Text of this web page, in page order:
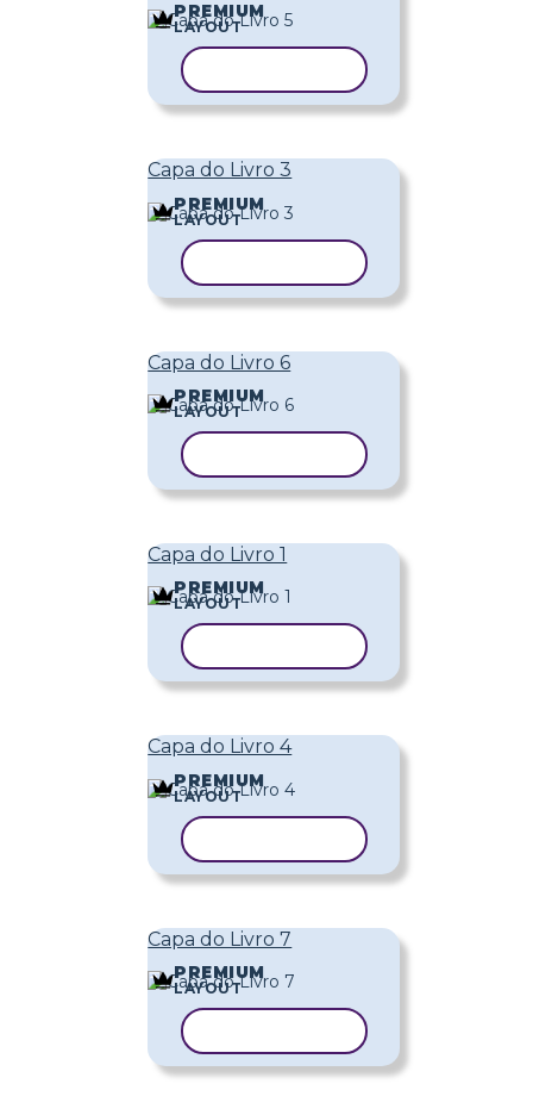
PREMIUM
LAYOUT
Capa do Livro 3
PREMIUM
LAYOUT
Capa do Livro 6
PREMIUM
LAYOUT
Capa do Livro 1
PREMIUM
LAYOUT
Capa do Livro 4
PREMIUM
LAYOUT
Capa do Livro 7
PREMIUM
LAYOUT